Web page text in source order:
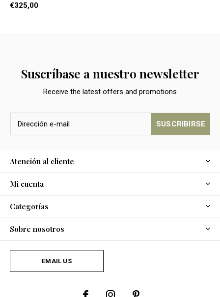
€325,00
Suscríbase a nuestro newsletter
Receive the latest offers and promotions
SUSCRIBIRSE
Atención al cliente
Mi cuenta
Categorías
Sobre nosotros
EMAIL US